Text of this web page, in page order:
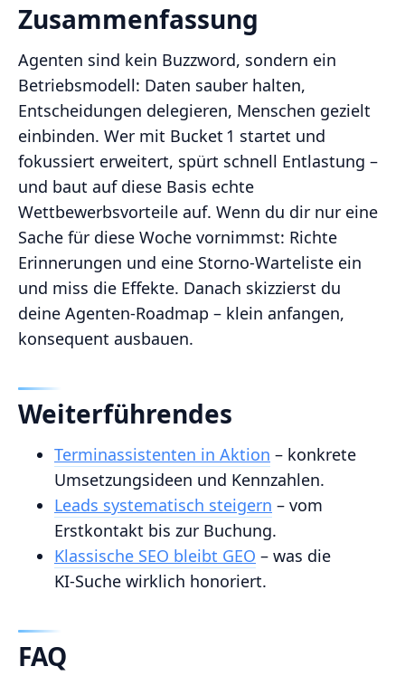
Zusammenfassung
Agenten sind kein Buzzword, sondern ein
Betriebsmodell: Daten sauber halten,
Entscheidungen delegieren, Menschen gezielt
einbinden. Wer mit Bucket 1 startet und
fokussiert erweitert, spürt schnell Entlastung –
und baut auf diese Basis echte
Wettbewerbsvorteile auf. Wenn du dir nur eine
Sache für diese Woche vornimmst: Richte
Erinnerungen und eine Storno‑Warteliste ein
und miss die Effekte. Danach skizzierst du
deine Agenten‑Roadmap – klein anfangen,
konsequent ausbauen.
Weiterführendes
Terminassistenten in Aktion – konkrete
Umsetzungsideen und Kennzahlen.
Leads systematisch steigern – vom
Erstkontakt bis zur Buchung.
Klassische SEO bleibt GEO – was die
KI‑Suche wirklich honoriert.
FAQ